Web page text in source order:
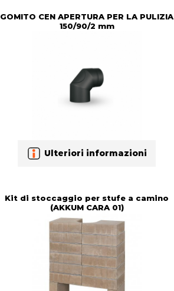
GOMITO CEN APERTURA PER LA PULIZIA
150/90/2 mm
Ulteriori informazioni
Kit di stoccaggio per stufe a camino
(AKKUM CARA 01)